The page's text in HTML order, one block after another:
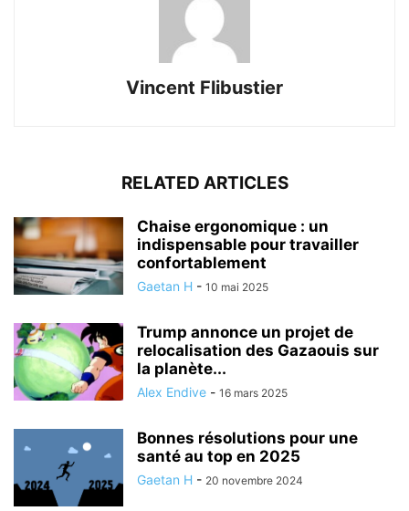
Vincent Flibustier
RELATED ARTICLES
Chaise ergonomique : un
indispensable pour travailler
confortablement
Gaetan H - 10 mai 2025
Trump annonce un projet de
relocalisation des Gazaouis sur
la planète...
Alex Endive - 16 mars 2025
Bonnes résolutions pour une
santé au top en 2025
Gaetan H - 20 novembre 2024